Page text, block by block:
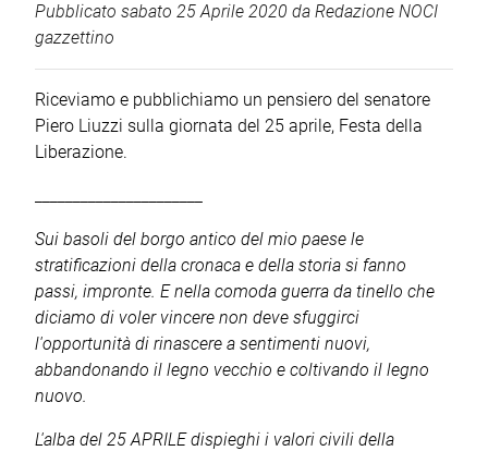
Pubblicato sabato 25 Aprile 2020 da Redazione NOCI
gazzettino
Riceviamo e pubblichiamo un pensiero del senatore
Piero Liuzzi sulla giornata del 25 aprile, Festa della
Liberazione.
Sui basoli del borgo antico del mio paese le
stratificazioni della cronaca e della storia si fanno
passi, impronte. E nella comoda guerra da tinello che
diciamo di voler vincere non deve sfuggirci
l'opportunità di rinascere a sentimenti nuovi,
abbandonando il legno vecchio e coltivando il legno
nuovo.
L'alba del 25 APRILE dispieghi i valori civili della